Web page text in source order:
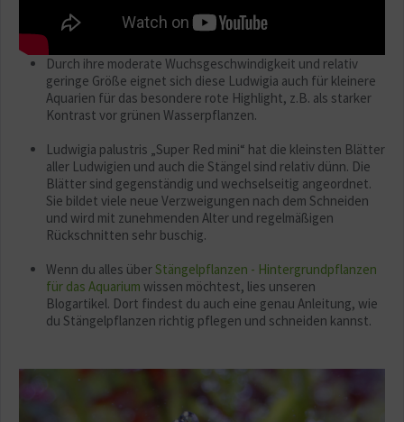
Durch ihre moderate Wuchsgeschwindigkeit und relativ
geringe Größe eignet sich diese Ludwigia auch für kleinere
Aquarien für das besondere rote Highlight, z.B. als starker
Kontrast vor grünen Wasserpflanzen.
Ludwigia palustris „Super Red mini“ hat die kleinsten Blätter
aller Ludwigien und auch die Stängel sind relativ dünn. Die
Blätter sind gegenständig und wechselseitig angeordnet.
Sie bildet viele neue Verzweigungen nach dem Schneiden
und wird mit zunehmenden Alter und regelmäßigen
Rückschnitten sehr buschig.
Wenn du alles überStängelpflanzen - Hintergrundpflanzen
für das Aquarium wissen möchtest, lies unseren
Blogartikel. Dort findest du auch eine genau Anleitung, wie
du Stängelpflanzen richtig pflegen und schneiden kannst.